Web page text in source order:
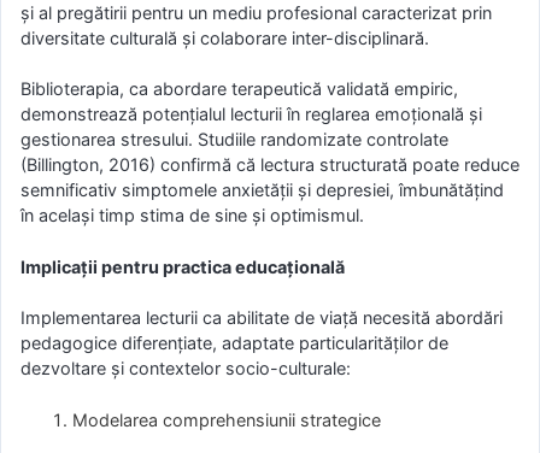
și al pregătirii pentru un mediu profesional caracterizat prin
diversitate culturală și colaborare inter-disciplinară.
Biblioterapia, ca abordare terapeutică validată empiric,
demonstrează potențialul lecturii în reglarea emoțională și
gestionarea stresului. Studiile randomizate controlate
(Billington, 2016) confirmă că lectura structurată poate reduce
semnificativ simptomele anxietății și depresiei, îmbunătățind
în același timp stima de sine și optimismul.
Implicații pentru practica educațională
Implementarea lecturii ca abilitate de viață necesită abordări
pedagogice diferențiate, adaptate particularităților de
dezvoltare și contextelor socio-culturale:
Modelarea comprehensiunii strategice